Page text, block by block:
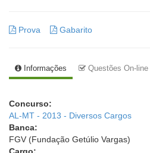
Prova Gabarito
Informações Questões On-line
Concurso:
AL-MT - 2013 - Diversos Cargos
Banca:
FGV (Fundação Getúlio Vargas)